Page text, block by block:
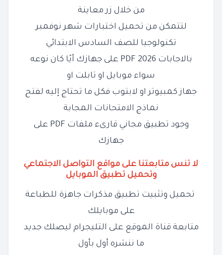
من خلال زر معاينة
لتتمكن من تحميل اختبارات شهر نوفمبر
تكنولوجيا للصف السادس الابتدائي
بالاجابات 2026 PDF على جهازك أيًا كان نوعه
سواء موبايل او تابلت او
جهاز كمبيوتر او لابتوب فكل ما تحتاج إليه لفتح
نماذج الامتحانات المجابة
وجود تطبيق مجاني قارىء ملفات PDF على
جهازك
لا تنس متابعتنا على مواقع التواصل الاجتماعي
وتحميل تطبيق الموبايل
تحميل وتثبيت تطبيق مذكرات جاهزة للطباعة
على موبايلك
متابعة قناة الموقع على التليجرام ليصلك جديد
ما ننشره أول بأول